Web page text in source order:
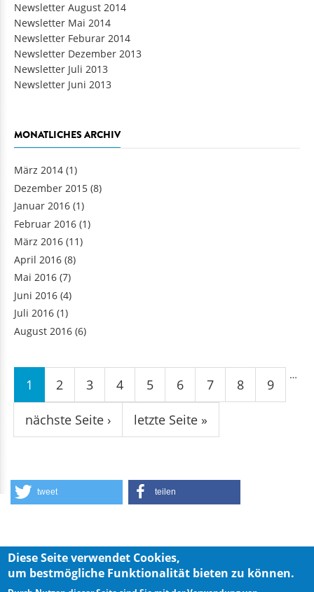
Newsletter August 2014
Newsletter Mai 2014
Newsletter Feburar 2014
Newsletter Dezember 2013
Newsletter Juli 2013
Newsletter Juni 2013
MONATLICHES ARCHIV
März 2014 (1)
Dezember 2015 (8)
Januar 2016 (1)
Februar 2016 (1)
März 2016 (11)
April 2016 (8)
Mai 2016 (7)
Juni 2016 (4)
Juli 2016 (1)
August 2016 (6)
Seiten
1 2 3 4 5 6 7 8 9
…
nächste Seite › letzte Seite »
tweet teilen
Diese Seite verwendet Cookies,
um bestmögliche Funktionalität bieten zu können.